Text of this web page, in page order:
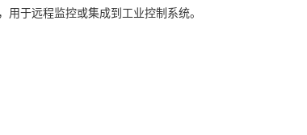
用于远程监控或集成到工业控制系统。